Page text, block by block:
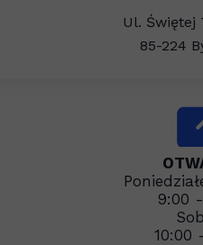
Ul. Świętej
85-224
9:00
10:00